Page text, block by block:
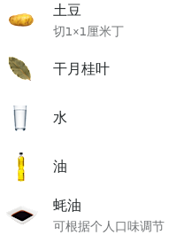
土豆
切1×1厘米丁
干月桂叶
水
油
蚝油
可根据个人口味调节